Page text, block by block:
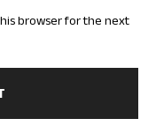
browser for the next